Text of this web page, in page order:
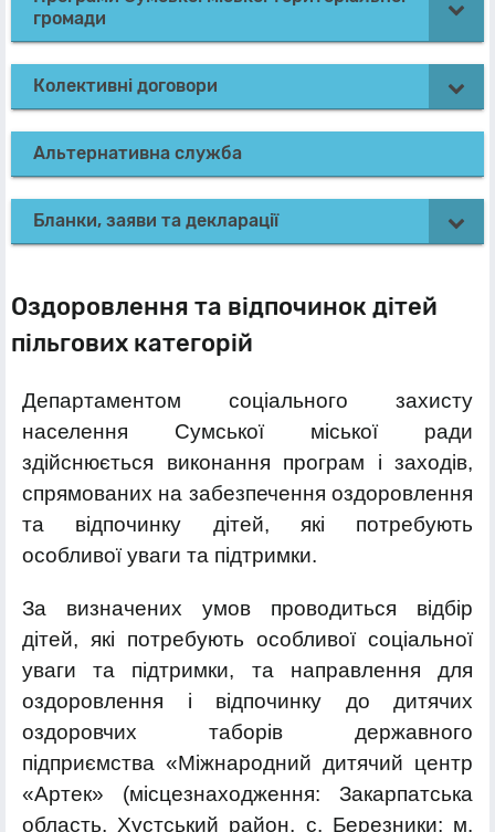
громади
Колективні договори
Альтернативна служба
Бланки, заяви та декларації
Оздоровлення та відпочинок дітей
пільгових категорій
Департаментом соціального захисту
населення Сумської міської ради
здійснюється виконання програм і заходів,
спрямованих на забезпечення оздоровлення
та відпочинку дітей, які потребують
особливої уваги та підтримки.
За визначених умов проводиться відбір
дітей, які потребують особливої соціальної
уваги та підтримки, та направлення для
оздоровлення і відпочинку до дитячих
оздоровчих таборів державного
підприємства «Міжнародний дитячий центр
«Артек» (місцезнаходження: Закарпатська
область, Хустський район, с. Березники; м.